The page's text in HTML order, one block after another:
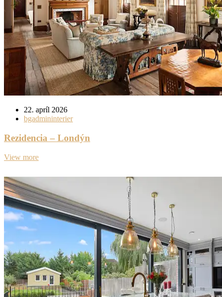
22. apríl 2026
bgadmininterier
Rezidencia – Londýn
View more